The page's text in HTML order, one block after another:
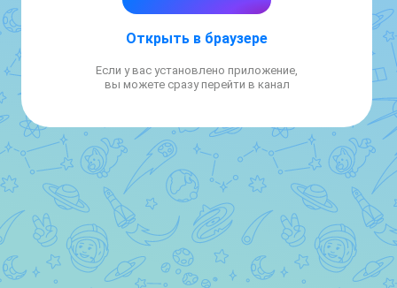
Здесь не только работа, но и наш
Открыть в браузере
Если у вас установлено приложение,
вы можете сразу перейти в канал